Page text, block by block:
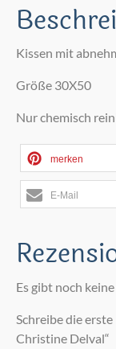
Kissen mit
Größe 30X50
Nur chemisch
merken
E-Mail
Es gibt noch
Schreibe die
Christine Delval“